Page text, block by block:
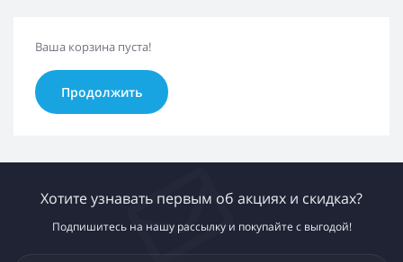
Ваша корзина пуста!
Продолжить
Хотите узнавать первым об акциях и скидках?
Подпишитесь на нашу рассылку и покупайте с выгодой!